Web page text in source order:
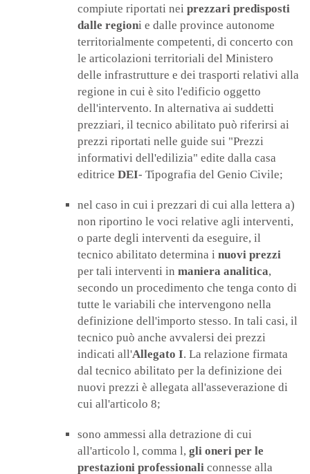
compiute riportati nei prezzari predisposti
dalle regioni e dalle province autonome
territorialmente competenti, di concerto con
le articolazioni territoriali del Ministero
delle infrastrutture e dei trasporti relativi alla
regione in cui è sito l'edificio oggetto
dell'intervento. In alternativa ai suddetti
prezziari, il tecnico abilitato può riferirsi ai
prezzi riportati nelle guide sui "Prezzi
informativi dell'edilizia" edite dalla casa
editrice DEI- Tipografia del Genio Civile;
nel caso in cui i prezzari di cui alla lettera a)
non riportino le voci relative agli interventi,
o parte degli interventi da eseguire, il
tecnico abilitato determina i nuovi prezzi
per tali interventi in maniera analitica,
secondo un procedimento che tenga conto di
tutte le variabili che intervengono nella
definizione dell'importo stesso. In tali casi, il
tecnico può anche avvalersi dei prezzi
indicati all'Allegato I. La relazione firmata
dal tecnico abilitato per la definizione dei
nuovi prezzi è allegata all'asseverazione di
cui all'articolo 8;
sono ammessi alla detrazione di cui
all'articolo l, comma l, gli oneri per le
prestazioni professionali connesse alla